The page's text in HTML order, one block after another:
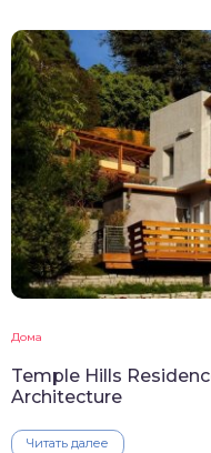
Дома
Temple Hills
Architecture
Читать далее